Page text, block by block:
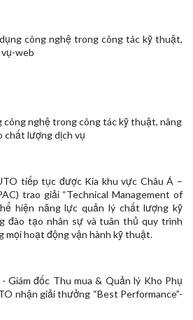
nghệ trong công tác kỹ thuật, nâng
chất lượng dịch vụ
tiếp tục được Kia khu vực Châu Á –
trao giải “Technical Management of
hiện năng lực quản lý chất lượng kỹ
đào tạo nhân sự và tuân thủ quy trình
mọi hoạt động vận hành kỹ thuật.